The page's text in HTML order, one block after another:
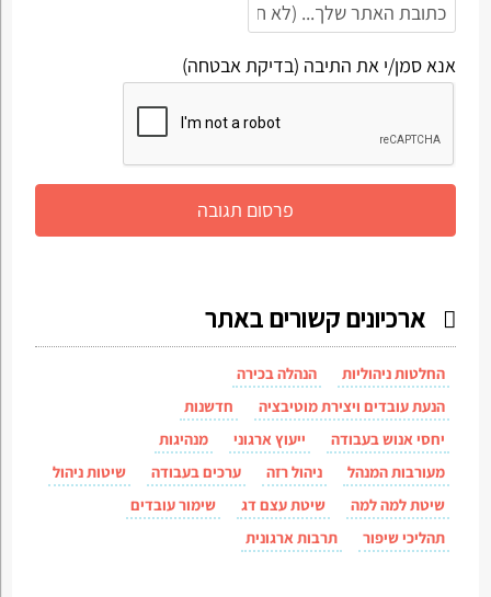
אנא סמן/י את התיבה (בדיקת אבטחה)
ארכיונים קשורים באתר
החלטות ניהוליות
הנהלה בכירה
הנעת עובדים ויצירת מוטיבציה
חדשנות
יחסי אנוש בעבודה
ייעוץ ארגוני
מנהיגות
מעורבות המנהל
ניהול רזה ערכים בעבודה
שיטות ניהול
שיטת למה למה
שיטת עצם דג
שימור עובדים
תהליכי שיפור
תרבות ארגונית